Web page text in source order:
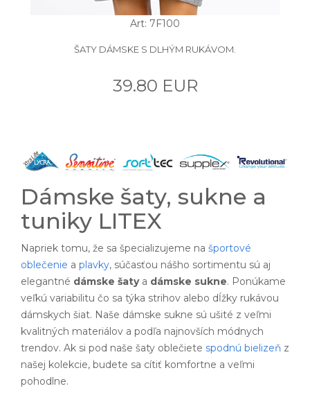
Art: 7F100
ŠATY DÁMSKE S DLHÝM RUKÁVOM.
39.80 EUR
Dámske šaty, sukne a
tuniky LITEX
Napriek tomu, že sa špecializujeme na športové
oblečenie a plavky, súčasťou nášho sortimentu sú aj
elegantné dámske šatya dámske sukne. Ponúkame
veľkú variabilitu čo sa týka strihov alebo dĺžky rukávou
dámskych šiat. Naše dámske sukne sú ušité z veľmi
kvalitných materiálov a podľa najnovších módnych
trendov. Ak si pod naše šaty oblečiete spodnú bielizeň z
našej kolekcie, budete sa cítiť komfortne a veľmi
pohodlne.